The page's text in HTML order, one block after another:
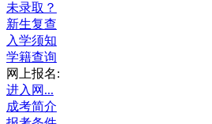
未录取？
新生复查
入学须知
学籍查询
网上报名:
进入网...
成考简介